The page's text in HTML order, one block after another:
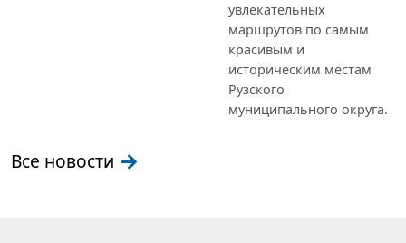
увлекательных
маршрутов по самым
красивым и
историческим местам
Рузского
муниципального округа.
Все новости